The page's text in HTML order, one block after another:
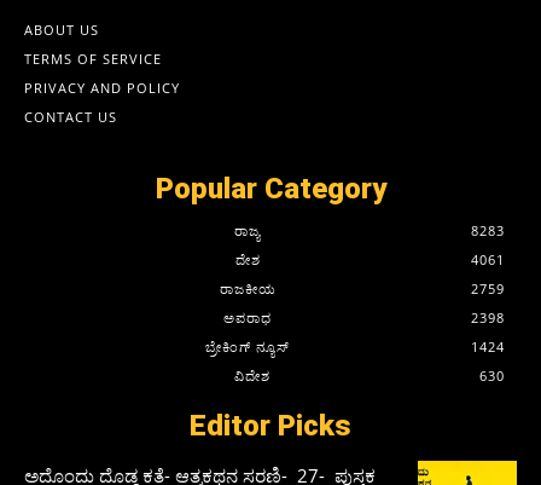
ABOUT US
TERMS OF SERVICE
PRIVACY AND POLICY
CONTACT US
Popular Category
ರಾಜ್ಯ
8283
ದೇಶ
4061
ರಾಜಕೀಯ
2759
ಅಪರಾಧ
2398
ಬ್ರೇಕಿಂಗ್ ನ್ಯೂಸ್
1424
ವಿದೇಶ
630
Editor Picks
ಅದೊಂದು ದೊಡ್ಡ ಕತೆ- ಆತ್ಮಕಥನ ಸರಣಿ- 27- ಪುಸ್ತಕ